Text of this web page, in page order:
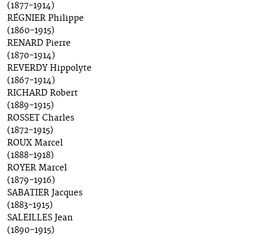
(1877-1914)
RÉGNIER Philippe
(1860-1915)
RENARD Pierre
(1870-1914)
REVERDY Hippolyte
(1867-1914)
RICHARD Robert
(1889-1915)
ROSSET Charles
(1872-1915)
ROUX Marcel
(1888-1918)
ROYER Marcel
(1879-1916)
SABATIER Jacques
(1883-1915)
SALEILLES Jean
(1890-1915)